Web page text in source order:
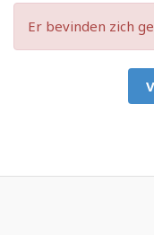
Er bevinden zich